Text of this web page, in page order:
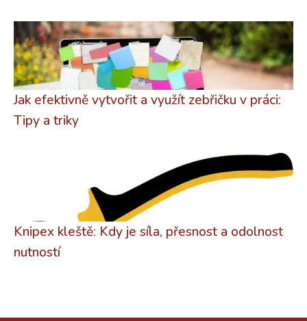
Jak efektivně vytvořit a využít zebřičku v práci:
Tipy a triky
Knipex kleště: Kdy je síla, přesnost a odolnost
nutností